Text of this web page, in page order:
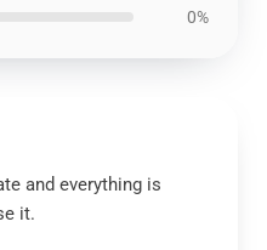
0%
and everything is
it.